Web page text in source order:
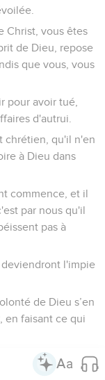
Christ, vous êtes
de Dieu, repose
que vous, vous
pour avoir tué,
d'autrui.
chrétien, qu'il n'en
à Dieu dans
commence, et il
par nous qu'il
pas à
deviendront l'impie
de Dieu s’en
en faisant ce qui